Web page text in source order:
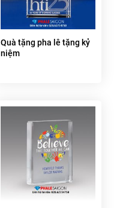
Quà tặng pha lê tặng kỷ
niệm